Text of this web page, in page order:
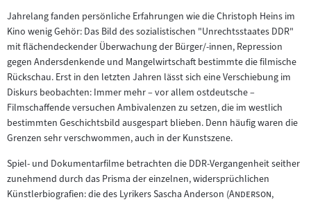
Jahrelang fanden persönliche Erfahrungen wie die Christoph Heins im
Kino wenig Gehör: Das Bild des sozialistischen "Unrechtsstaates DDR"
mit flächendeckender Überwachung der Bürger/-innen, Repression
gegen Andersdenkende und Mangelwirtschaft bestimmte die filmische
Rückschau. Erst in den letzten Jahren lässt sich eine Verschiebung im
Diskurs beobachten: Immer mehr – vor allem ostdeutsche –
Filmschaffende versuchen Ambivalenzen zu setzen, die im westlich
bestimmten Geschichtsbild ausgespart blieben. Denn häufig waren die
Grenzen sehr verschwommen, auch in der Kunstszene.
Spiel- und Dokumentarfilme betrachten die DDR-Vergangenheit seither
zunehmend durch das Prisma der einzelnen, widersprüchlichen
Künstlerbiografien: die des Lyrikers Sascha Anderson ("Anderson",